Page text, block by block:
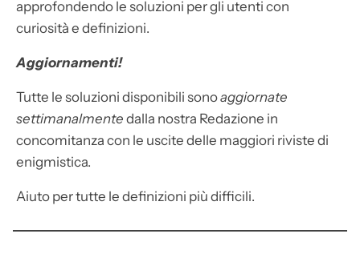
approfondendo le soluzioni per gli utenti con
curiosità e definizioni.
Aggiornamenti!
Tutte le soluzioni disponibili sonoaggiornate
settimanalmente dalla nostra Redazione in
concomitanza con le uscite delle maggiori riviste di
enigmistica.
Aiuto per tutte le definizioni più difficili.